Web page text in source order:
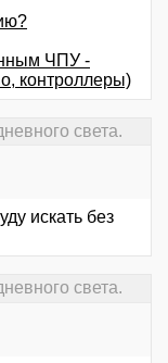
ЧПУ -
контроллеры)
света.
искать без
света.